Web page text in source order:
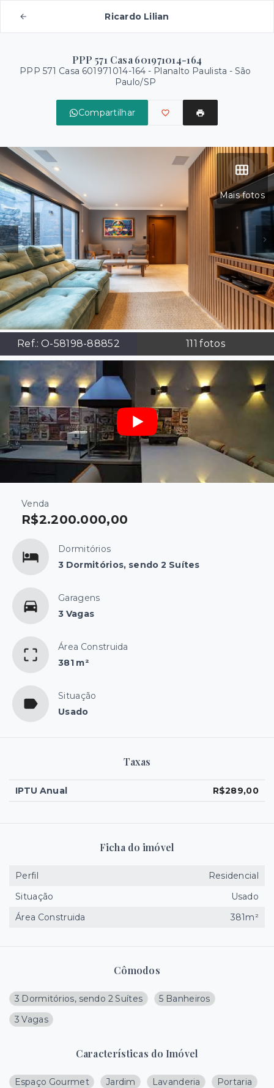
Ricardo Lilian
PPP 571 Casa 601971014-164
PPP 571 Casa 601971014-164 - Planalto Paulista - São
Paulo/SP
Compartilhar
Mais fotos
Ref.:O-58198-88852 111 fotos
Venda
R$2.200.000,00
Dormitórios
3 Dormitórios, sendo 2 Suítes
Garagens
3 Vagas
Área Construida
381 m²
Situação
Usado
Cômodos
3 Dormitórios, sendo 2 Suítes
5 Banheiros
3 Vagas
Características do Imóvel
Espaço Gourmet Jardim Lavanderia Portaria
Taxas
IPTU Anual R$289,00
Ficha do imóvel
Perfil
Residencial
Situação
Usado
Área Construida
381m²